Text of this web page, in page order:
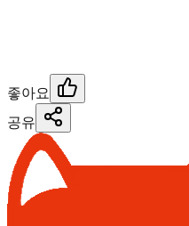
좋아요
공유